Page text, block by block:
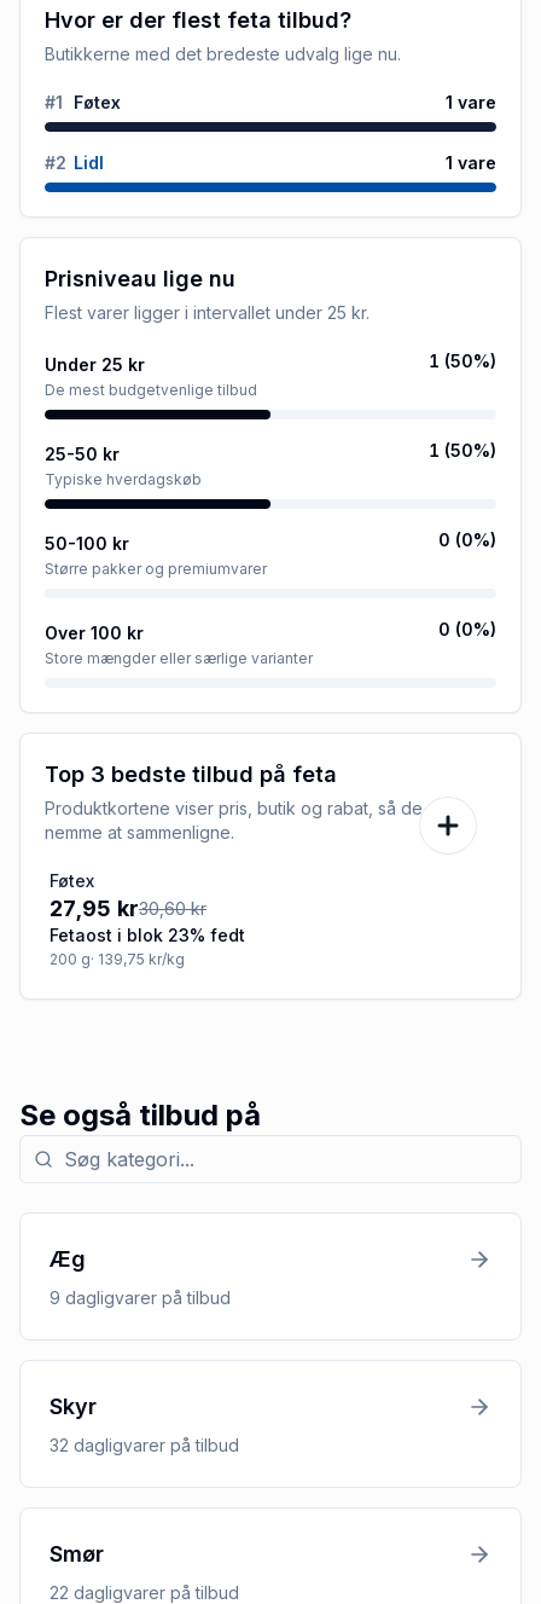
Hvor er der flest feta tilbud?
Butikkerne med det bredeste udvalg lige nu.
#1 Føtex 1 vare
#2 Lidl 1 vare
Prisniveau lige nu
Flest varer ligger i intervallet under 25 kr.
Under 25 kr
De mest budgetvenlige tilbud
1 (50%)
25-50 kr
Typiske hverdagskøb
1 (50%)
50-100 kr
Større pakker og premiumvarer
0 (0%)
Over 100 kr
Store mængder eller særlige varianter
0 (0%)
Top 3 bedste tilbud på feta
Produktkortene viser pris, butik og rabat, så de er
nemme at sammenligne.
-9%
Føtex
27,95 kr30,60 kr
Fetaost i blok 23% fedt
200 g· 139,75 kr/kg
Se også tilbud på
Søg efter kategori med tilbud
Æg
9 dagligvarer på tilbud
Skyr
32 dagligvarer på tilbud
Smør
22 dagligvarer på tilbud